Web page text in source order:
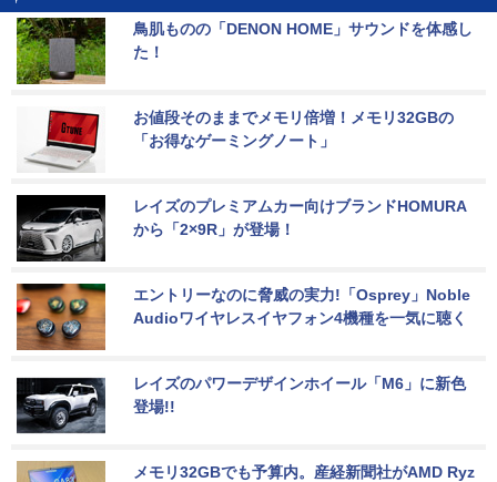
鳥肌ものの「DENON HOME」サウンドを体感し
た！
お値段そのままでメモリ倍増！メモリ32GBの
「お得なゲーミングノート」
レイズのプレミアムカー向けブランドHOMURA
から「2×9R」が登場！
エントリーなのに脅威の実力!「Osprey」Noble
Audioワイヤレスイヤフォン4機種を一気に聴く
レイズのパワーデザインホイール「M6」に新色
登場!!
メモリ32GBでも予算内。産経新聞社がAMD Ryz